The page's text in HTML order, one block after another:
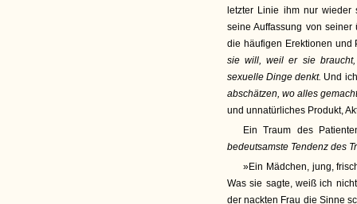
letzter Linie ihm nur
seine Auffassung von
die häufigen Erektionen und
sie will, weil er sie
sexuelle Dinge denkt. Und
abschätzen, wo alles
und unnatürliches Produkt,
Ein Traum des
bedeutsamste Tendenz des
»Ein Mädchen, jung,
Was sie sagte, weiß ich
der nackten Frau die Sinne